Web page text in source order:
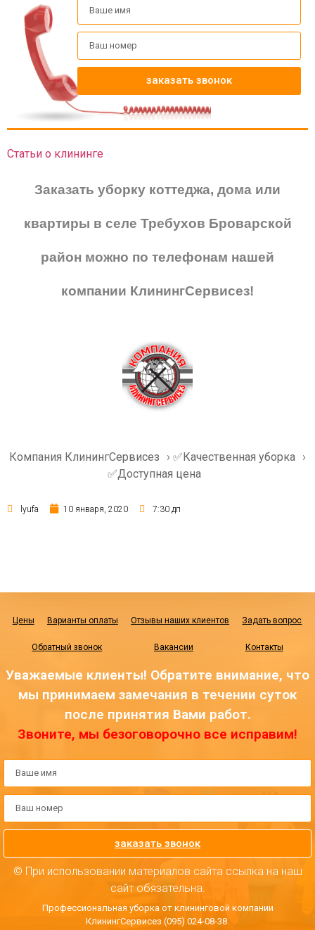
заказать звонок
Статьи о клининге
Заказать уборку коттеджа, дома или
квартиры в селе Требухов Броварской
район можно по телефонам нашей
компании КлинингСервисез!
Компания КлинингСервисез › ✅Качественная уборка ›
✅Доступная цена
lyufa 10 января, 2020 7:30 дп
Цены Варианты оплаты Отзывы наших клиентов Задать вопрос
Обратный звонок Вакансии Контакты
Уважаемые клиенты! Обратите внимание, что
мы принимаем замечания в течении суток
после принятия Вами работ.
Звоните, мы безоговорочно все исправим!
заказать звонок
© При использовании материалов сайта ссылка на наш
сайт обязательна.
Профессиональная уборка от клининговой компании
КлинингСервисез (095) 024-08-38.